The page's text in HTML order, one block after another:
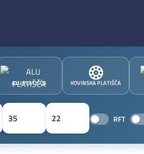
ALU PLATIŠČA KOVINSKA PLATIŠČA
RFT